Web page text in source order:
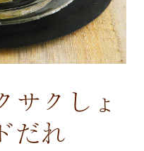
サクしょ
だれ